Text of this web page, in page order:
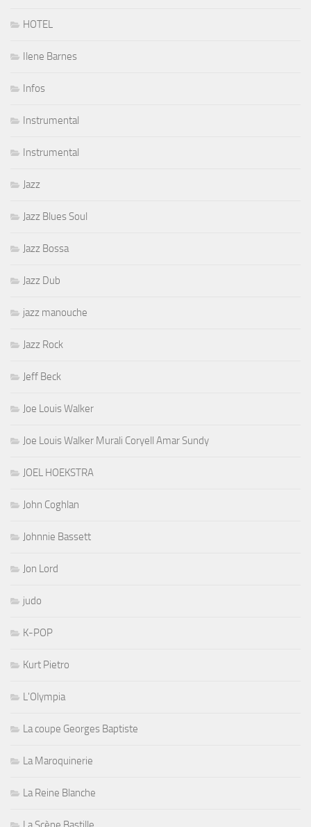
HOTEL
Ilene Barnes
Infos
Instrumental
Instrumental
Jazz
Jazz Blues Soul
Jazz Bossa
Jazz Dub
jazz manouche
Jazz Rock
Jeff Beck
Joe Louis Walker
Joe Louis Walker Murali Coryell Amar Sundy
JOEL HOEKSTRA
John Coghlan
Johnnie Bassett
Jon Lord
judo
K-POP
Kurt Pietro
L'Olympia
La coupe Georges Baptiste
La Maroquinerie
La Reine Blanche